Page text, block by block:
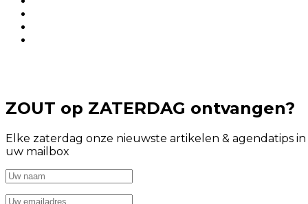
ZOUT op ZATERDAG ontvangen?
Elke zaterdag onze nieuwste artikelen & agendatips in
uw mailbox